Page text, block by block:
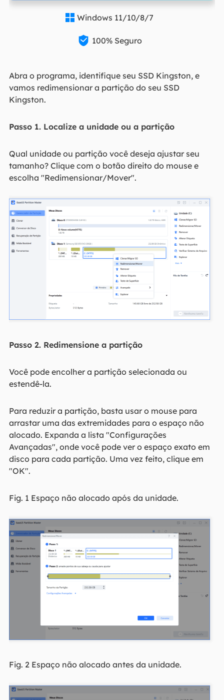
 Windows 11/10/8/7
 100% Seguro
Abra o programa, identifique seu SSD Kingston, e
vamos redimensionar a partição do seu SSD
Kingston.
Passo 1. Localize a unidade ou a partição
Qual unidade ou partição você deseja ajustar seu
tamanho? Clique com o botão direito do mouse e
escolha "Redimensionar/Mover".
Passo 2. Redimensione a partição
Você pode encolher a partição selecionada ou
estendê-la.
Para reduzir a partição, basta usar o mouse para
arrastar uma das extremidades para o espaço não
alocado. Expanda a lista "Configurações
Avançadas", onde você pode ver o espaço exato em
disco para cada partição. Uma vez feito, clique em
"OK".
Fig. 1 Espaço não alocado após da unidade.
Fig. 2 Espaço não alocado antes da unidade.